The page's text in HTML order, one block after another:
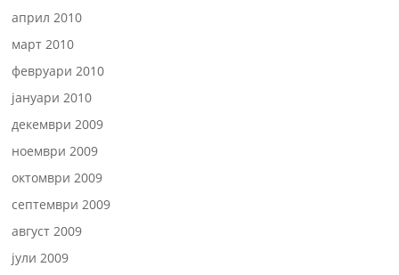
април 2010
март 2010
февруари 2010
јануари 2010
декември 2009
ноември 2009
октомври 2009
септември 2009
август 2009
јули 2009